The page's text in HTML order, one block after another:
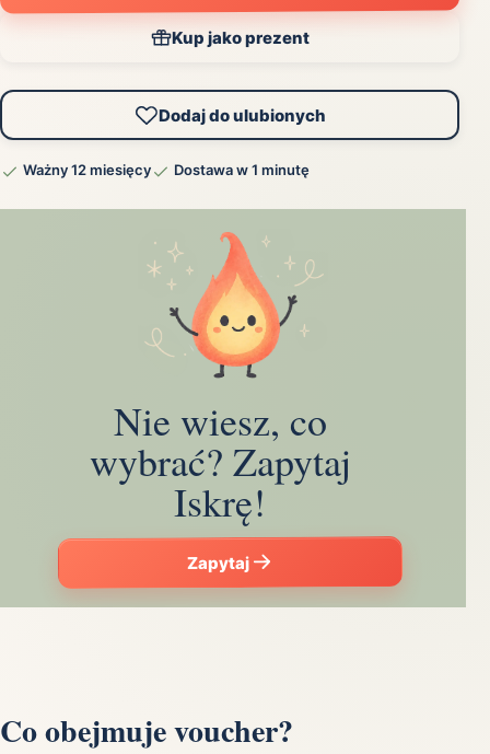
Kup jako prezent
Dodaj do ulubionych
Ważny 12 miesięcy Dostawa w 1 minutę
Nie wiesz, co
wybrać? Zapytaj
Iskrę!
Zapytaj
Co obejmuje voucher?